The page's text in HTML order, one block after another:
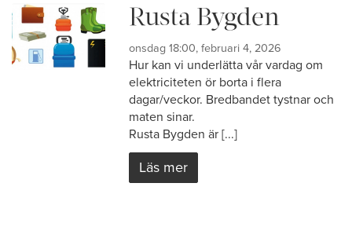
Rusta Bygden
onsdag 18:00, februari 4, 2026
Hur kan vi underlätta vår vardag om
elektriciteten ör borta i flera
dagar/veckor. Bredbandet tystnar och
maten sinar.
Rusta Bygden är [...]
Läs mer